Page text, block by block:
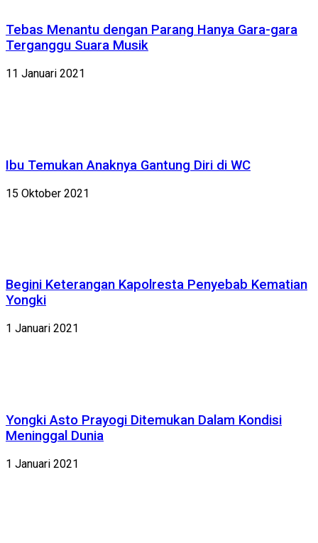
Tebas Menantu dengan Parang Hanya Gara-gara
Terganggu Suara Musik
11 Januari 2021
Ibu Temukan Anaknya Gantung Diri di WC
15 Oktober 2021
Begini Keterangan Kapolresta Penyebab Kematian
Yongki
1 Januari 2021
Yongki Asto Prayogi Ditemukan Dalam Kondisi
Meninggal Dunia
1 Januari 2021